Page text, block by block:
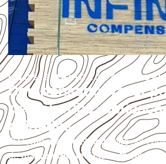
USOS E APLICAÇÕES
Compensado Naval
de Beberibe:
cuidados
OCompensado Navalpode ser
demarcenaria, indústria,